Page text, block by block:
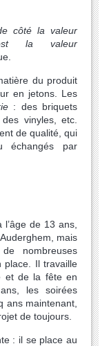
côté la valeur
la valeur
du produit
en jetons. Les
: des briquets
vinyles, etc.
de qualité, qui
échangés par
de 13 ans,
mais
nombreuses
place. Il travaille
et de la fête en
les soirées
ans maintenant,
de toujours.
: il se place au